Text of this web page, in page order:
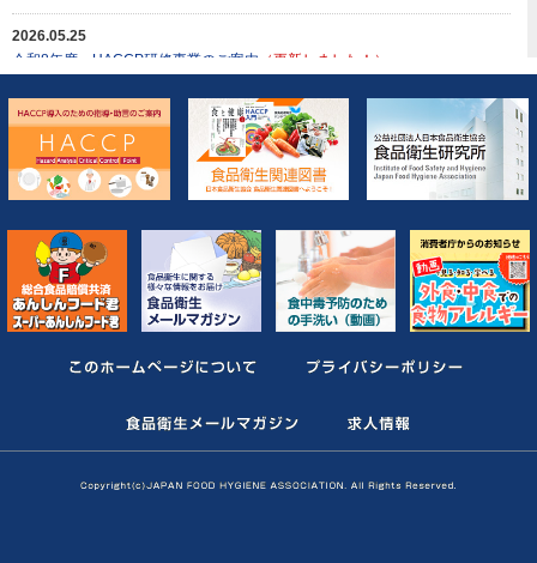
2026.04.03
令和8年度 アレルゲンを含む食品の検査法開発事業者の公募の実施について
（消費者庁委託事業）
2025.12.08
「Codex 食品衛生の一般原則 2022 対訳」を掲載しました
2026.05.25
令和8年度 HACCP研修事業のご案内 （更新しました！）
「HACCPフォローアップ研修会」のご案内
2026.03.13
「HACCP指導者養成研修」のご案内
2026.03.10
「HACCP3日間研修」のご案内
2026.03.02
日食協HACCP人材育成事業「基礎研修」のご案内